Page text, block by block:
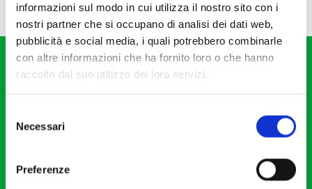
informazioni sul modo in cui utilizza il nostro sito con i
nostri partner che si occupano di analisi dei dati web,
pubblicità e social media, i quali potrebbero combinarle
con altre informazioni che ha fornito loro o che hanno
raccolto dal suo utilizzo dei loro servizi.
delNecessari
Preferenze
20121 Milano